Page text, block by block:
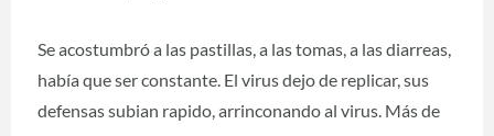
Se acostumbró a las pastillas, a las tomas, a las diarreas,
había que ser constante. El virus dejo de replicar, sus
defensas subian rapido, arrinconando al virus. Más de